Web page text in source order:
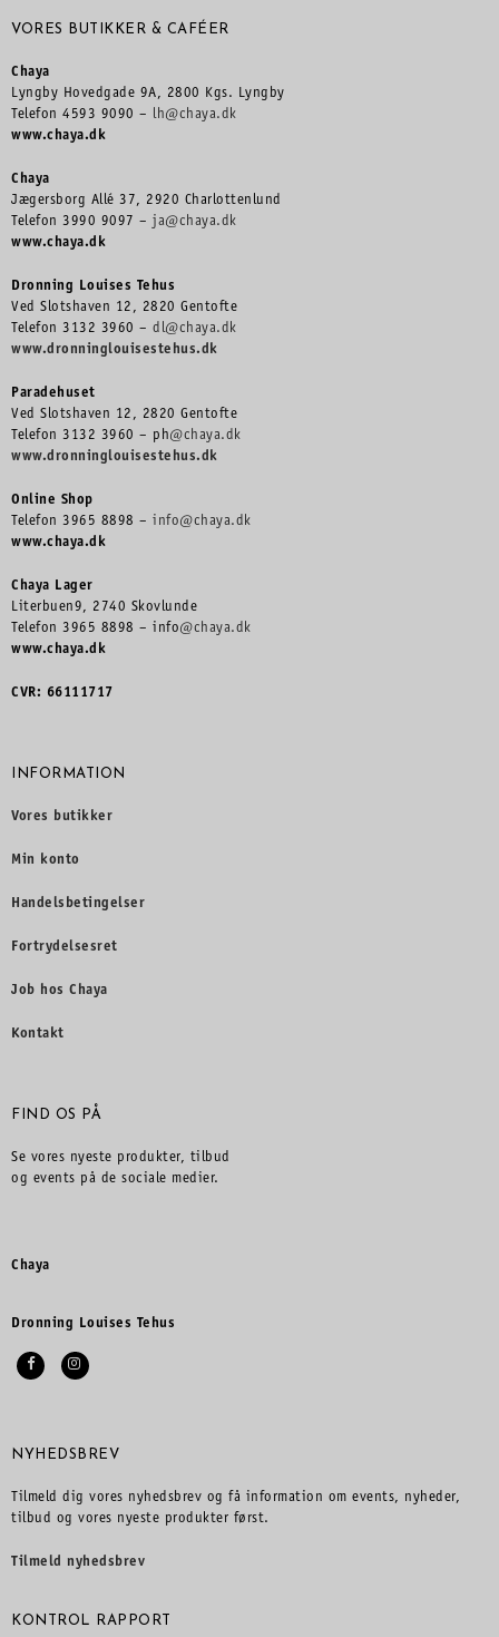
VORES BUTIKKER & CAFÉER
Chaya
Lyngby Hovedgade 9A, 2800 Kgs. Lyngby
Telefon 4593 9090 – lh@chaya.dk
www.chaya.dk
Chaya
Jægersborg Allé 37, 2920 Charlottenlund
Telefon 3990 9097 – ja@chaya.dk
www.chaya.dk
Dronning Louises Tehus
Ved Slotshaven 12, 2820 Gentofte
Telefon 3132 3960 – dl@chaya.dk
www.dronninglouisestehus.dk
Paradehuset
Ved Slotshaven 12, 2820 Gentofte
Telefon 3132 3960 – ph@chaya.dk
www.dronninglouisestehus.dk
Online Shop
Telefon 3965 8898 – info@chaya.dk
www.chaya.dk
Chaya Lager
Literbuen9, 2740 Skovlunde
Telefon 3965 8898 – info@chaya.dk
www.chaya.dk
CVR: 66111717
INFORMATION
Vores butikker
Min konto
Handelsbetingelser
Fortrydelsesret
Job hos Chaya
Kontakt
FIND OS PÅ
Se vores nyeste produkter, tilbud
og events på de sociale medier.
Chaya
Dronning Louises Tehus
NYHEDSBREV
Tilmeld dig vores nyhedsbrev og få information om events, nyheder,
tilbud og vores nyeste produkter først.
Tilmeld nyhedsbrev
KONTROL RAPPORT